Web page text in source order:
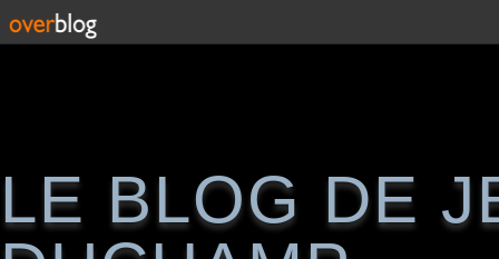
LE BLOG DE